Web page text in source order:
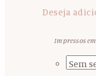
Deseja
Impressos